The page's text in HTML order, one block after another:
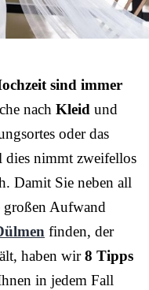
sind immer
nach Kleid und
oder das
dies nimmt zweifellos
Damit Sie neben all
großen Aufwand
finden, der
haben wir8 Tipps
in jedem Fall